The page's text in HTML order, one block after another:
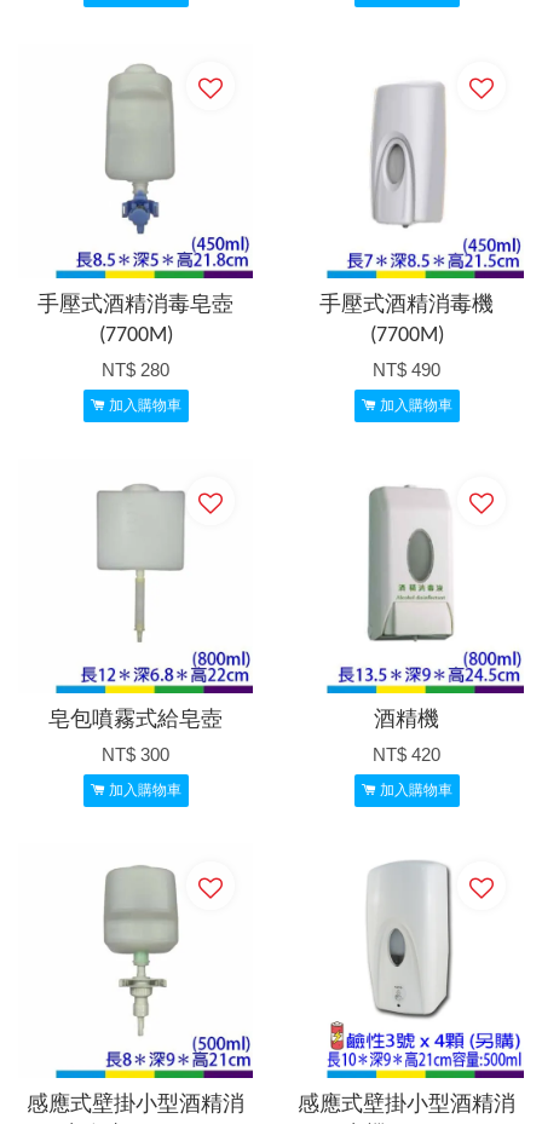
手壓式酒精消毒皂壺
(7700M)
NT$ 280
加入購物車
手壓式酒精消毒機
(7700M)
NT$ 490
加入購物車
皂包噴霧式給皂壺
NT$ 300
加入購物車
酒精機
NT$ 420
加入購物車
感應式壁掛小型酒精消 感應式壁掛小型酒精消